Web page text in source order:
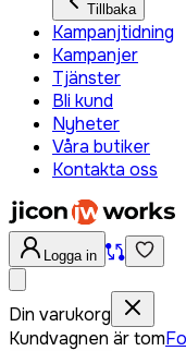
Tillbaka
Kampanjtidning
Kampanjer
Tjänster
Bli kund
Nyheter
Våra butiker
Kontakta oss
Logga in
Din varukorg
Kundvagnen är tom